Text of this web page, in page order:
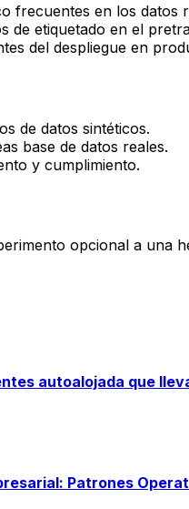
frecuentes en los datos
de etiquetado en el
del despliegue en
de datos sintéticos.
base de datos reales.
y cumplimiento.
opcional a una
autoalojada que
Patrones